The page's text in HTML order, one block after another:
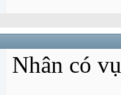
Nhân có